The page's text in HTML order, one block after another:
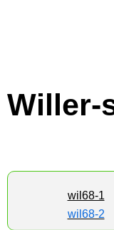
Willer-
wil68-1
wil68-2